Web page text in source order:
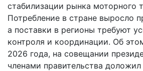
стабилизации рынка моторного
Потребление в стране выросло
а поставки в регионы требуют
контроля и координации. Об
2026 года, на совещании
членами правительства